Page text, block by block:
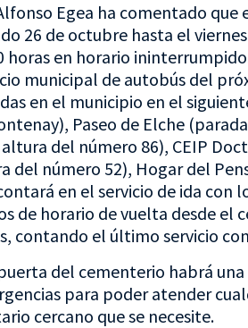
Egea ha comentado
26 de octubre hasta el
horas en horario
municipal de autobús del
en el municipio en el
Paseo de Elche
del número 86), CEIP
del número 52), Hogar del
en el servicio de ida con
de horario de vuelta desde el
contando el último servicio
del cementerio habrá
para poder atender
cercano que se necesite.